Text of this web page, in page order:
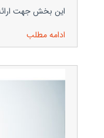
این بخش جهت
ادامه مطلب